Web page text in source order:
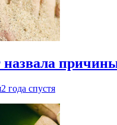
назвала
2 года спустя